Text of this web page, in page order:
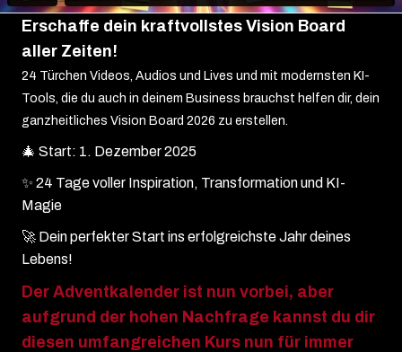
Erschaffe dein kraftvollstes Vision Board
aller Zeiten!
24 Türchen Videos, Audios und Lives und mit modernsten KI-
Tools, die du auch in deinem Business brauchst helfen dir, dein
ganzheitliches Vision Board 2026 zu erstellen.
🎄 Start: 1. Dezember 2025
✨ 24 Tage voller Inspiration, Transformation und KI-
Magie
🚀 Dein perfekter Start ins erfolgreichste Jahr deines
Lebens!
Der Adventkalender ist nun vorbei, aber
aufgrund der hohen Nachfrage kannst du dir
diesen umfangreichen Kurs nun für immer